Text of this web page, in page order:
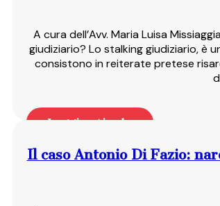
A cura dell’Avv. Maria Luisa
giudiziario? Lo stalking giudiziario, è
consistono in reiterate pretese
Leggi articolo
Il caso Antonio Di Fazio: